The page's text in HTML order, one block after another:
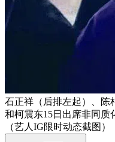
石正祥（后排左起）、陈
和柯震东15日出席非同质
（艺人IG限时动态截图）